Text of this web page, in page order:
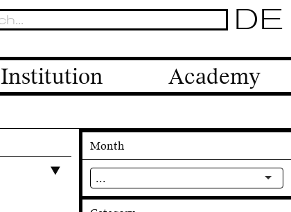
DE
Institution Academy
Month
...